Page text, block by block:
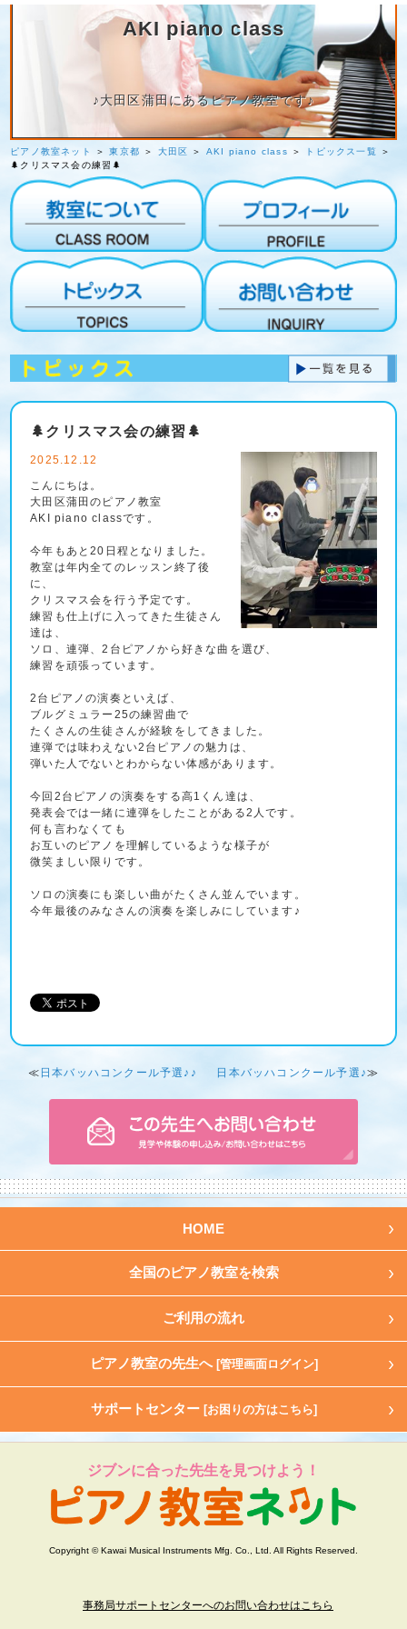
AKI piano class
♪大田区蒲田にあるピアノ教室です♪
ピアノ教室ネット ＞東京都 ＞ 大田区 ＞ AKI piano class ＞ トピックス一覧 ＞
🌲クリスマス会の練習🌲
🌲クリスマス会の練習🌲
2025.12.12
こんにちは。
大田区蒲田のピアノ教室
AKI piano classです。
今年もあと20日程となりました。
教室は年内全てのレッスン終了後
に、
クリスマス会を行う予定です。
練習も仕上げに入ってきた生徒さん
達は、
ソロ、連弾、2台ピアノから好きな曲を選び、
練習を頑張っています。
2台ピアノの演奏といえば、
ブルグミュラー25の練習曲で
たくさんの生徒さんが経験をしてきました。
連弾では味わえない2台ピアノの魅力は、
弾いた人でないとわからない体感があります。
今回2台ピアノの演奏をする高1くん達は、
発表会では一緒に連弾をしたことがある2人です。
何も言わなくても
お互いのピアノを理解しているような様子が
微笑ましい限りです。
ソロの演奏にも楽しい曲がたくさん並んでいます。
今年最後のみなさんの演奏を楽しみにしています♪
≪ 日本バッハコンクール予選♪♪ 日本バッハコンクール予選♪≫
HOME
全国のピアノ教室を検索
ご利用の流れ
ピアノ教室の先生へ [管理画面ログイン]
サポートセンター [お困りの方はこちら]
ジブンに合った先生を見つけよう！
Copyright © Kawai Musical Instruments Mfg. Co., Ltd. All Rights Reserved.
事務局サポートセンターへのお問い合わせはこちら